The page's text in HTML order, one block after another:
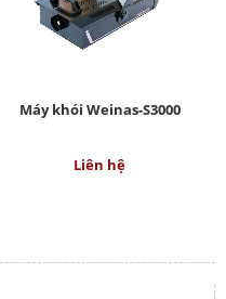
Máy khói Weinas-S3000
Liên hệ